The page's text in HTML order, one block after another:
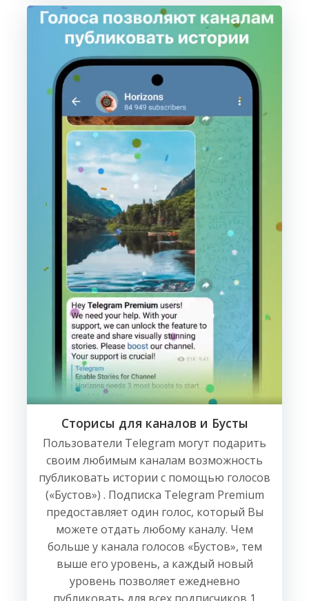
Сторисы для каналов и Бусты
Пользователи Telegram могут подарить
своим любимым каналам возможность
публиковать истории с помощью голосов
(«Бустов») . Подписка Telegram Premium
предоставляет один голос, который Вы
можете отдать любому каналу. Чем
больше у канала голосов «Бустов», тем
выше его уровень, а каждый новый
уровень позволяет ежедневно